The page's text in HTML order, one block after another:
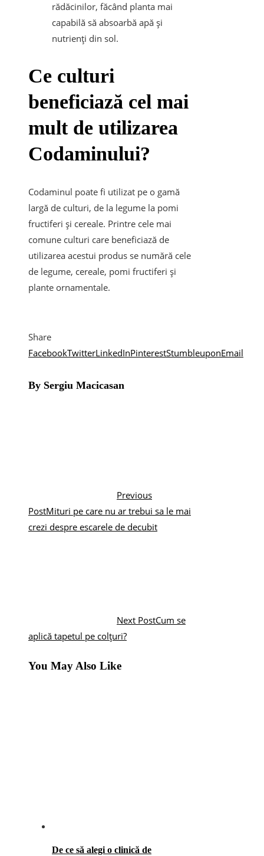
rădăcinilor, făcând planta mai
capabilă să absoarbă apă și
nutrienți din sol.
Ce culturi
beneficiază cel mai
mult de utilizarea
Codaminului?
Codaminul poate fi utilizat pe o gamă
largă de culturi, de la legume la pomi
fructiferi și cereale. Printre cele mai
comune culturi care beneficiază de
utilizarea acestui produs se numără cele
de legume, cereale, pomi fructiferi și
plante ornamentale.
Share
FacebookTwitterLinkedInPinterestStumbleuponEmail
By Sergiu Macicasan
Previous
PostMituri pe care nu ar trebui sa le mai
crezi despre escarele de decubit
Next PostCum se
aplică tapetul pe colțuri?
You May Also Like
De ce să alegi o clinică de